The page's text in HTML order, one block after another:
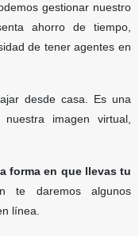
gestionar nuestro
ahorro de tiempo,
de tener agentes en
desde casa. Es una
imagen virtual,
forma en que llevas tu
te daremos algunos
línea.